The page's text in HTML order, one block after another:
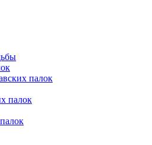
палок
палок